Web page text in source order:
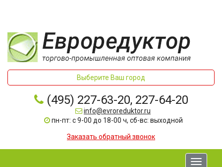
Выберите Ваш город
(495) 227-63-20, 227-64-20
info@evroreduktor.ru
пн-пт: с 9-00 до 18-00 ч, сб-вс: выходной
Заказать обратный звонок
Toggle